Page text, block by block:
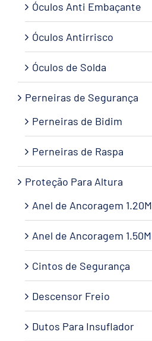
Óculos Anti Embaçante
Óculos Antirrisco
Óculos de Solda
Perneiras de Segurança
Perneiras de Bidim
Perneiras de Raspa
Proteção Para Altura
Anel de Ancoragem 1.20M
Anel de Ancoragem 1.50M
Cintos de Segurança
Descensor Freio
Dutos Para Insuflador